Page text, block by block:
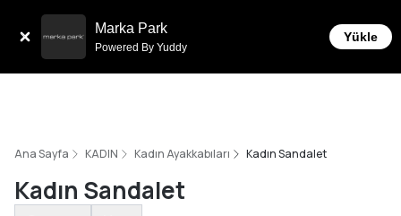
Marka Park
Powered By Yuddy
Yükle
Ana Sayfa KADIN Kadın Ayakkabıları Kadın Sandalet
Kadın Sandalet